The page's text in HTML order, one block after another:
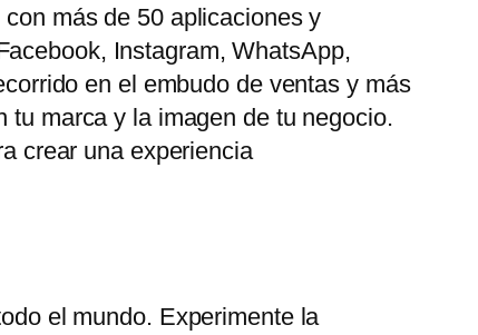
más de 50 aplicaciones y
Instagram, WhatsApp,
en el embudo de ventas y más
tu marca y la imagen de tu negocio.
crear una experiencia
el mundo. Experimente la